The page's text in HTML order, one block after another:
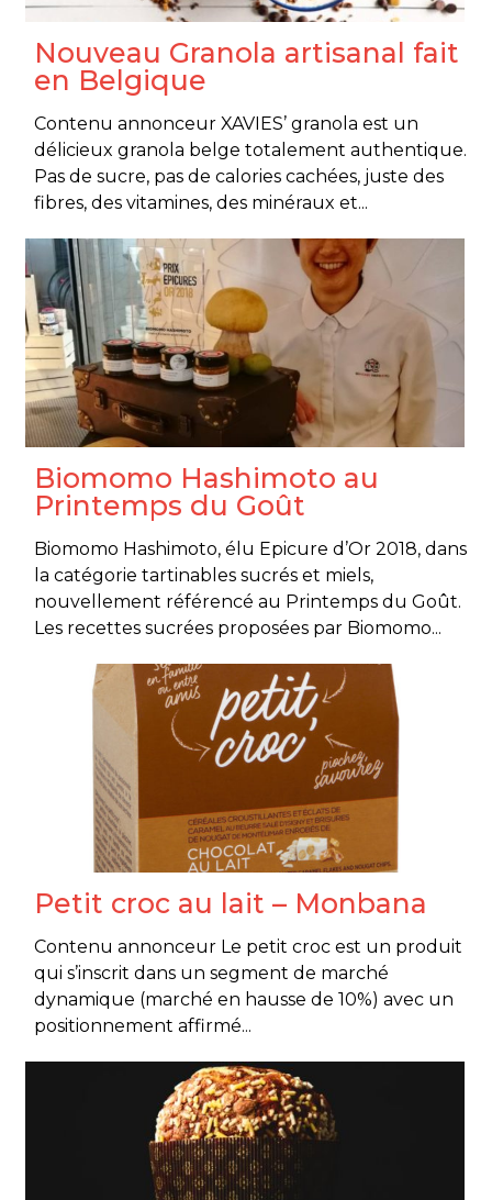
Nouveau Granola artisanal fait
en Belgique
Contenu annonceur XAVIES’ granola est un
délicieux granola belge totalement authentique.
Pas de sucre, pas de calories cachées, juste des
fibres, des vitamines, des minéraux et...
Biomomo Hashimoto au
Printemps du Goût
Biomomo Hashimoto, élu Epicure d’Or 2018, dans
la catégorie tartinables sucrés et miels,
nouvellement référencé au Printemps du Goût.
Les recettes sucrées proposées par Biomomo...
Petit croc au lait – Monbana
Contenu annonceur Le petit croc est un produit
qui s’inscrit dans un segment de marché
dynamique (marché en hausse de 10%) avec un
positionnement affirmé...